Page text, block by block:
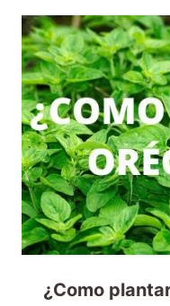
¿Como